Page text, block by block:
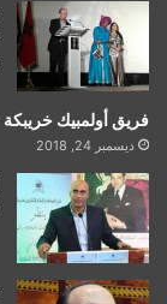
فريق أولمبيك خريبكة ٠٠٠الإدمان على الهزيمة
ديسمبر 24, 2018